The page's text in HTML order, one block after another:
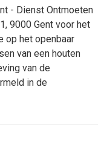
- Dienst Ontmoeten
9000 Gent voor het
op het openbaar
van een houten
van de
in de